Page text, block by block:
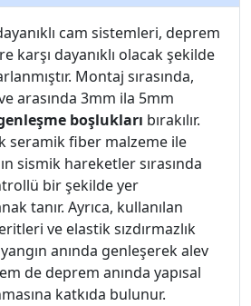
cam sistemleri, deprem
karşı dayanıklı olacak şekilde
Montaj sırasında,
arasında 3mm ila 5mm
boşlukları bırakılır.
seramik fiber malzeme ile
sismik hareketler sırasında
bir şekilde yer
tanır. Ayrıca, kullanılan
ve elastik sızdırmazlık
anında genleşerek alev
de deprem anında yapısal
katkıda bulunur.